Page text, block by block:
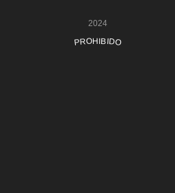
2024
PROHIBIDO